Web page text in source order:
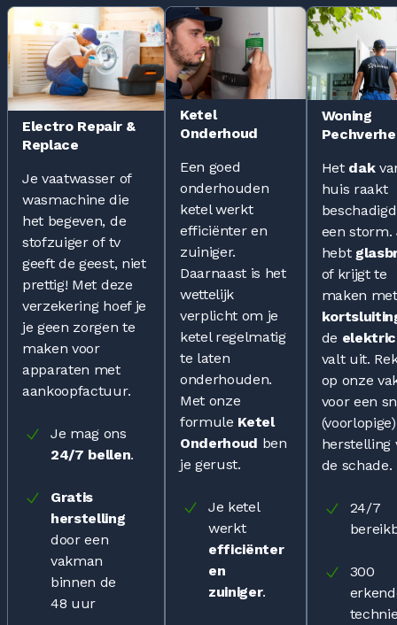
Electro Repair &
Replace
Je vaatwasser of
wasmachine die
het begeven, de
stofzuiger of tv
geeft de geest, niet
prettig! Met deze
verzekering hoef je
je geen zorgen te
maken voor
apparaten met
aankoopfactuur.
Je mag ons
24/7 bellen.
Gratis
herstelling
door een
vakman
binnen de
48 uur
Ketel
Onderhoud
Een goed
onderhouden
ketel werkt
efficiënter en
zuiniger.
Daarnaast is het
wettelijk
verplicht om je
ketel regelmatig
te laten
onderhouden.
Met onze
formule Ketel
Onderhoud ben
je gerust.
Je ketel
werkt
efficiënter
en
zuiniger.
Woning
Het dak
huis raakt
een storm.
hebt
of krijgt te
maken
de
valt uit.
op onze
voor een
(voorlopige)
herstelling
de schade.
24/7
300